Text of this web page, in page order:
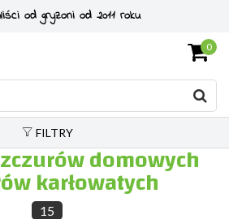
od gryzoni od 2011 roku
0
FILTRY
domowych
karłowatych
15